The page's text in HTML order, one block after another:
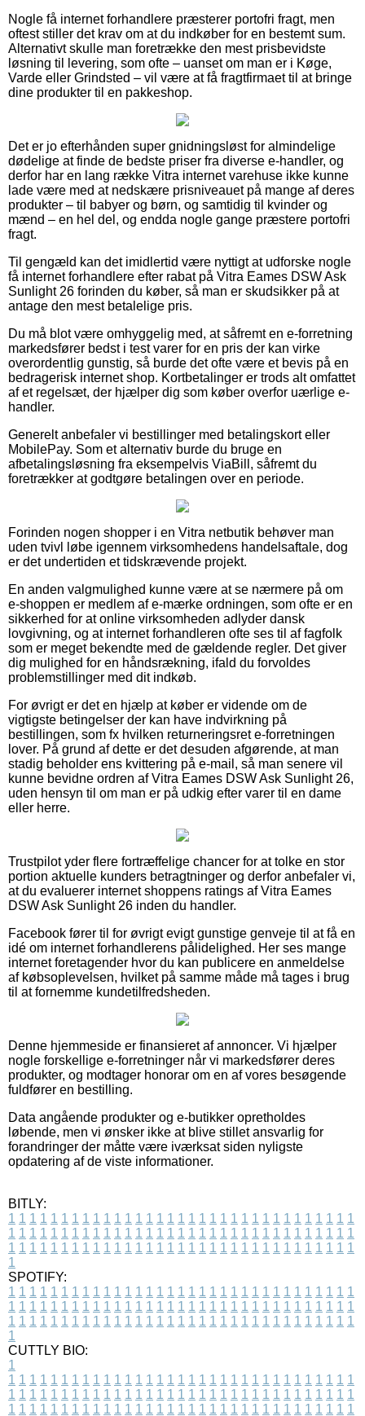
Nogle få internet forhandlere præsterer portofri fragt, men
oftest stiller det krav om at du indkøber for en bestemt sum.
Alternativt skulle man foretrække den mest prisbevidste
løsning til levering, som ofte – uanset om man er i Køge,
Varde eller Grindsted – vil være at få fragtfirmaet til at bringe
dine produkter til en pakkeshop.
Det er jo efterhånden super gnidningsløst for almindelige
dødelige at finde de bedste priser fra diverse e-handler, og
derfor har en lang række Vitra internet varehuse ikke kunne
lade være med at nedskære prisniveauet på mange af deres
produkter – til babyer og børn, og samtidig til kvinder og
mænd – en hel del, og endda nogle gange præstere portofri
fragt.
Til gengæld kan det imidlertid være nyttigt at udforske nogle
få internet forhandlere efter rabat på Vitra Eames DSW Ask
Sunlight 26 forinden du køber, så man er skudsikker på at
antage den mest betalelige pris.
Du må blot være omhyggelig med, at såfremt en e-forretning
markedsfører bedst i test varer for en pris der kan virke
overordentlig gunstig, så burde det ofte være et bevis på en
bedragerisk internet shop. Kortbetalinger er trods alt omfattet
af et regelsæt, der hjælper dig som køber overfor uærlige e-
handler.
Generelt anbefaler vi bestillinger med betalingskort eller
MobilePay. Som et alternativ burde du bruge en
afbetalingsløsning fra eksempelvis ViaBill, såfremt du
foretrækker at godtgøre betalingen over en periode.
Forinden nogen shopper i en Vitra netbutik behøver man
uden tvivl løbe igennem virksomhedens handelsaftale, dog
er det undertiden et tidskrævende projekt.
En anden valgmulighed kunne være at se nærmere på om
e-shoppen er medlem af e-mærke ordningen, som ofte er en
sikkerhed for at online virksomheden adlyder dansk
lovgivning, og at internet forhandleren ofte ses til af fagfolk
som er meget bekendte med de gældende regler. Det giver
dig mulighed for en håndsrækning, ifald du forvoldes
problemstillinger med dit indkøb.
For øvrigt er det en hjælp at køber er vidende om de
vigtigste betingelser der kan have indvirkning på
bestillingen, som fx hvilken returneringsret e-forretningen
lover. På grund af dette er det desuden afgørende, at man
stadig beholder ens kvittering på e-mail, så man senere vil
kunne bevidne ordren af Vitra Eames DSW Ask Sunlight 26,
uden hensyn til om man er på udkig efter varer til en dame
eller herre.
Trustpilot yder flere fortræffelige chancer for at tolke en stor
portion aktuelle kunders betragtninger og derfor anbefaler vi,
at du evaluerer internet shoppens ratings af Vitra Eames
DSW Ask Sunlight 26 inden du handler.
Facebook fører til for øvrigt evigt gunstige genveje til at få en
idé om internet forhandlerens pålidelighed. Her ses mange
internet foretagender hvor du kan publicere en anmeldelse
af købsoplevelsen, hvilket på samme måde må tages i brug
til at fornemme kundetilfredsheden.
Denne hjemmeside er finansieret af annoncer. Vi hjælper
nogle forskellige e-forretninger når vi markedsfører deres
produkter, og modtager honorar om en af vores besøgende
fuldfører en bestilling.
Data angående produkter og e-butikker opretholdes
løbende, men vi ønsker ikke at blive stillet ansvarlig for
forandringer der måtte være iværksat siden nyligste
opdatering af de viste informationer.
BITLY:
1 1 1 1 1 1 1 1 1 1 1 1 1 1 1 1 1 1 1 1 1 1 1 1 1 1 1 1 1 1 1 1 1
1 1 1 1 1 1 1 1 1 1 1 1 1 1 1 1 1 1 1 1 1 1 1 1 1 1 1 1 1 1 1 1 1
1 1 1 1 1 1 1 1 1 1 1 1 1 1 1 1 1 1 1 1 1 1 1 1 1 1 1 1 1 1 1 1 1
1
SPOTIFY:
1 1 1 1 1 1 1 1 1 1 1 1 1 1 1 1 1 1 1 1 1 1 1 1 1 1 1 1 1 1 1 1 1
1 1 1 1 1 1 1 1 1 1 1 1 1 1 1 1 1 1 1 1 1 1 1 1 1 1 1 1 1 1 1 1 1
1 1 1 1 1 1 1 1 1 1 1 1 1 1 1 1 1 1 1 1 1 1 1 1 1 1 1 1 1 1 1 1 1
1
CUTTLY BIO:
1
1 1 1 1 1 1 1 1 1 1 1 1 1 1 1 1 1 1 1 1 1 1 1 1 1 1 1 1 1 1 1 1 1
1 1 1 1 1 1 1 1 1 1 1 1 1 1 1 1 1 1 1 1 1 1 1 1 1 1 1 1 1 1 1 1 1
1 1 1 1 1 1 1 1 1 1 1 1 1 1 1 1 1 1 1 1 1 1 1 1 1 1 1 1 1 1 1 1 1